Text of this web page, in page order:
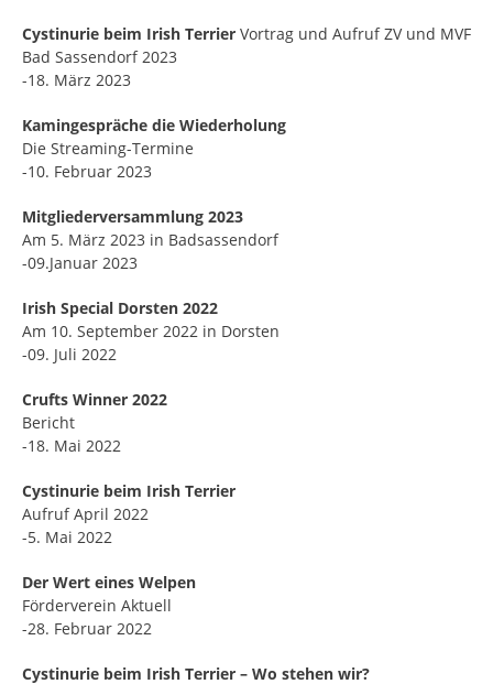
Cystinurie beim Irish Terrier Vortrag und Aufruf ZV und MVF
Bad Sassendorf 2023
-18. März 2023
Kamingespräche die Wiederholung
Die Streaming-Termine
-10. Februar 2023
Mitgliederversammlung 2023
Am 5. März 2023 in Badsassendorf
-09.Januar 2023
Irish Special Dorsten 2022
Am 10. September 2022 in Dorsten
-09. Juli 2022
Crufts Winner 2022
Bericht
-18. Mai 2022
Cystinurie beim Irish Terrier
Aufruf April 2022
-5. Mai 2022
Der Wert eines Welpen
Förderverein Aktuell
-28. Februar 2022
Cystinurie beim Irish Terrier – Wo stehen wir?